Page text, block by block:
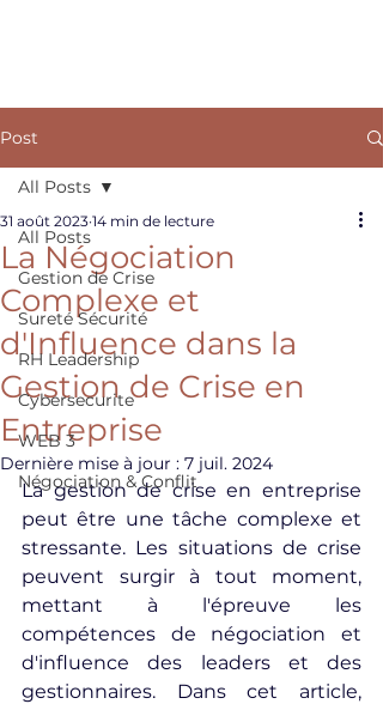
Post
All Posts
Gestion de Crise
Sureté Sécurité
RH Leadership
Cybersecurite
WEB 3
Négociation & Conflit
All Posts
La Négociation
Complexe et
d'Influence dans la
Gestion de Crise en
Entreprise
31 août 2023 14 min de lecture
Dernière mise à jour : 7 juil. 2024
La gestion de crise en entreprise
peut être une tâche complexe et
stressante. Les situations de crise
peuvent surgir à tout moment,
mettant à l'épreuve les
compétences de négociation et
d'influence des leaders et des
gestionnaires. Dans cet article,